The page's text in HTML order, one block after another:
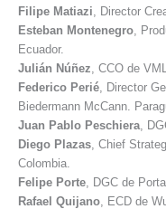
Filipe Matiazi , Director
Esteban Montenegro ,
Ecuador.
Julián Núñez , CCO de
Federico Perié , Director
Biedermann McCann.
Juan Pablo Peschiera ,
Diego Plazas , Chief
Colombia.
Felipe Porte , DGC de
Rafael Quijano , ECD de